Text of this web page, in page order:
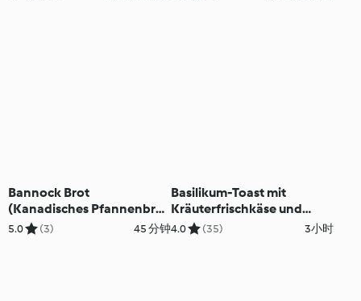
Bannock Brot
(Kanadisches Pfannenbrot
aus dem Ofen)
5.0 (3) 45 分钟
Basilikum-Toast mit
Kräuterfrischkäse und
Zitronenöl
4.0 (35) 3小时